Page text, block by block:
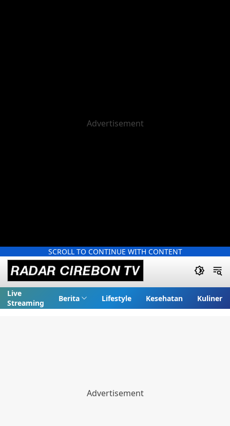
SCROLL TO CONTINUE WITH CONTENT
Live
Streaming
Berita Lifestyle Kesehatan Kuliner